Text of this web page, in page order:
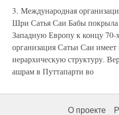
3. Международная
Шри Сатья Саи Бабы
Западную Европу к концу
организация Сатьи Саи
иерархическую структуру.
ашрам в Путтапарти во
О проекте